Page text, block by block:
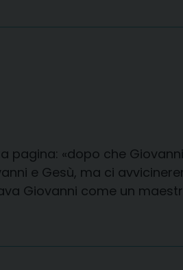
pagina: «dopo che
e Gesù, ma ci
Giovanni come un